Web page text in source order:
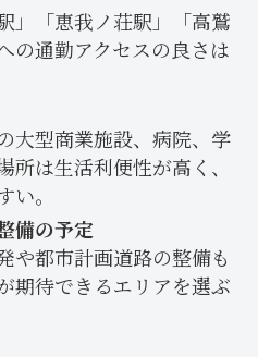
」「恵我ノ荘駅」「高鷲
の通勤アクセスの良さは
大型商業施設、病院、学
は生活利便性が高く、
。
備の予定
や都市計画道路の整備も
期待できるエリアを選ぶ